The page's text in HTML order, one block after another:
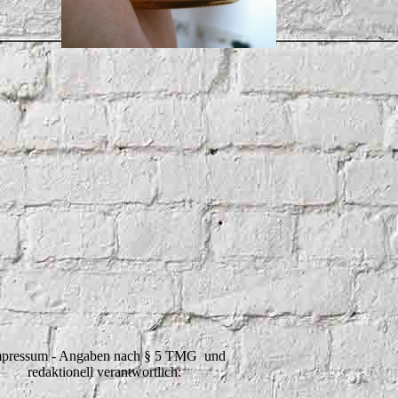
- Angaben nach § 5 TMG und
redaktionell verantwortlich: